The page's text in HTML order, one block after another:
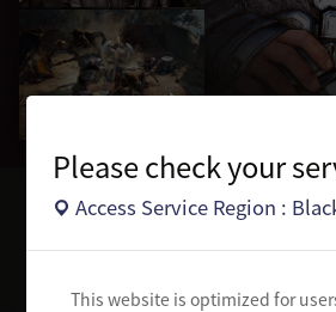
Please check your
Access Service Region :
This website is optimized for
クラス選択
古代の真実を探す冒険に旅立つクラス